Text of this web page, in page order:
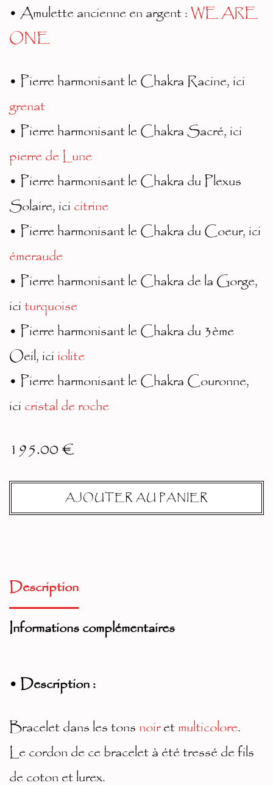
• Amulette ancienne en argent :WE ARE
ONE
• Pierre harmonisant le Chakra Racine, ici
grenat
• Pierre harmonisant le Chakra Sacré, ici
pierre de Lune
• Pierre harmonisant le Chakra du Plexus
Solaire, icicitrine
• Pierre harmonisant le Chakra du Coeur, ici
émeraude
• Pierre harmonisant le Chakra de la Gorge,
iciturquoise
• Pierre harmonisant le Chakra du 3ème
Oeil, iciiolite
• Pierre harmonisant le Chakra Couronne,
icicristal de roche
195.00€
AJOUTER AU PANIER
lt
er
n
Description
Informations complémentaires
• Description :
Bracelet dans les tonsnoiretmulticolore.
Le cordon de ce bracelet à été tressé de fils
de coton et lurex.